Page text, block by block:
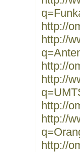
http://
http://
http://
http://
http://
http://
http://